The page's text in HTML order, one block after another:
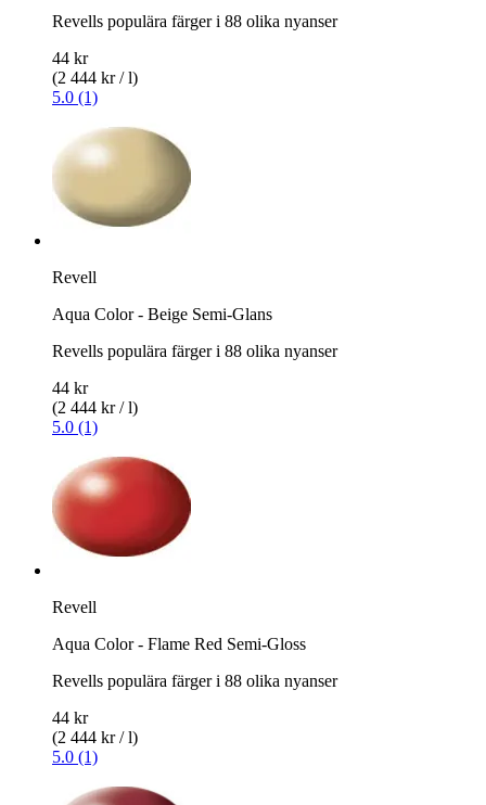
Revells populära färger i 88 olika nyanser
44 kr
(2 444 kr / l)
5.0 (1)
Revell
Aqua Color - Beige Semi-Glans
Revells populära färger i 88 olika nyanser
44 kr
(2 444 kr / l)
5.0 (1)
Revell
Aqua Color - Flame Red Semi-Gloss
Revells populära färger i 88 olika nyanser
44 kr
(2 444 kr / l)
5.0 (1)